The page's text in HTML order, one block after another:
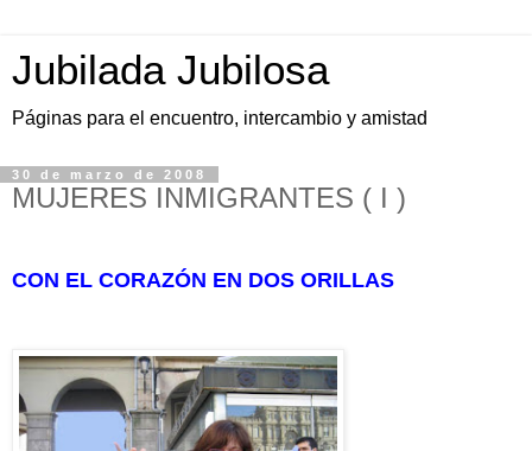
Jubilada Jubilosa
Páginas para el encuentro, intercambio y amistad
30 de marzo de 2008
MUJERES INMIGRANTES ( I )
CON EL CORAZÓN EN DOS ORILLAS